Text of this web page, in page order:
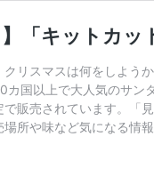
】「キットカ
クリスマスは何をしよう
カ国以上で大人気のサン
で販売されています。「
場所や味など気になる情